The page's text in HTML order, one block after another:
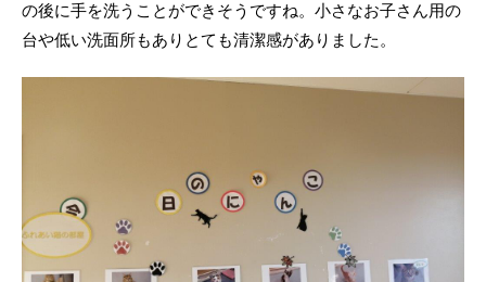
の後に手を洗うことができそうですね。小さなお子さん用の
台や低い洗面所もありとても清潔感がありました。